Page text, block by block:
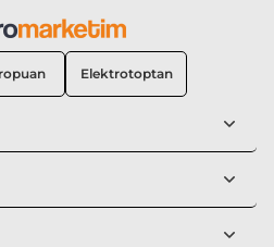
Elektrotoptan